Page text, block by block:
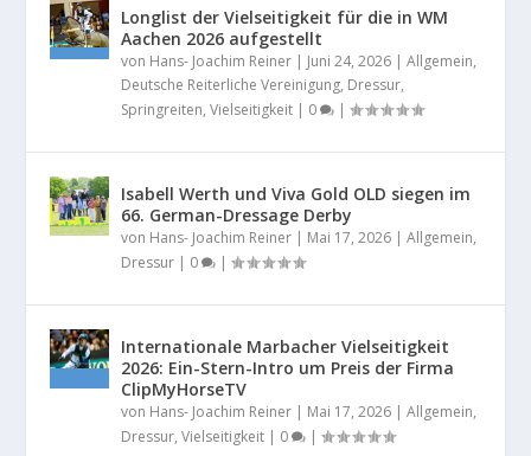
Longlist der Vielseitigkeit für die in WM
Aachen 2026 aufgestellt
von Hans- Joachim Reiner | Juni 24, 2026 |Allgemein,
Deutsche Reiterliche Vereinigung, Dressur,
Springreiten,Vielseitigkeit | 0 |
Isabell Werth und Viva Gold OLD siegen im
66. German-Dressage Derby
von Hans- Joachim Reiner | Mai 17, 2026 |Allgemein,
Dressur | 0 |
Internationale Marbacher Vielseitigkeit
2026: Ein-Stern-Intro um Preis der Firma
ClipMyHorseTV
von Hans- Joachim Reiner | Mai 17, 2026 |Allgemein,
Dressur,Vielseitigkeit | 0 |